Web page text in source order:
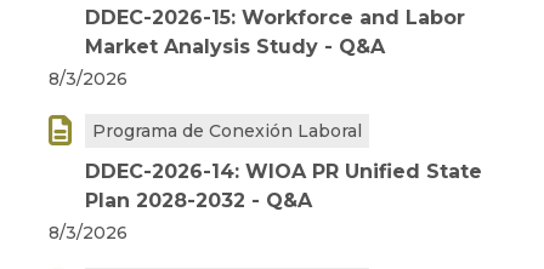
DDEC-2026-15: Workforce and Labor
Market Analysis Study - Q&A
8/3/2026
 Programa de Conexión Laboral
DDEC-2026-14: WIOA PR Unified State
Plan 2028-2032 - Q&A
8/3/2026